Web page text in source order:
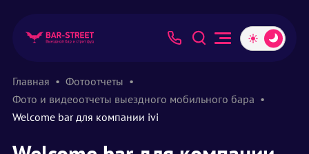
Главная
Фотоотчеты
Фото и видеоотчеты выездного мобильного бара
Welcome bar для компании ivi